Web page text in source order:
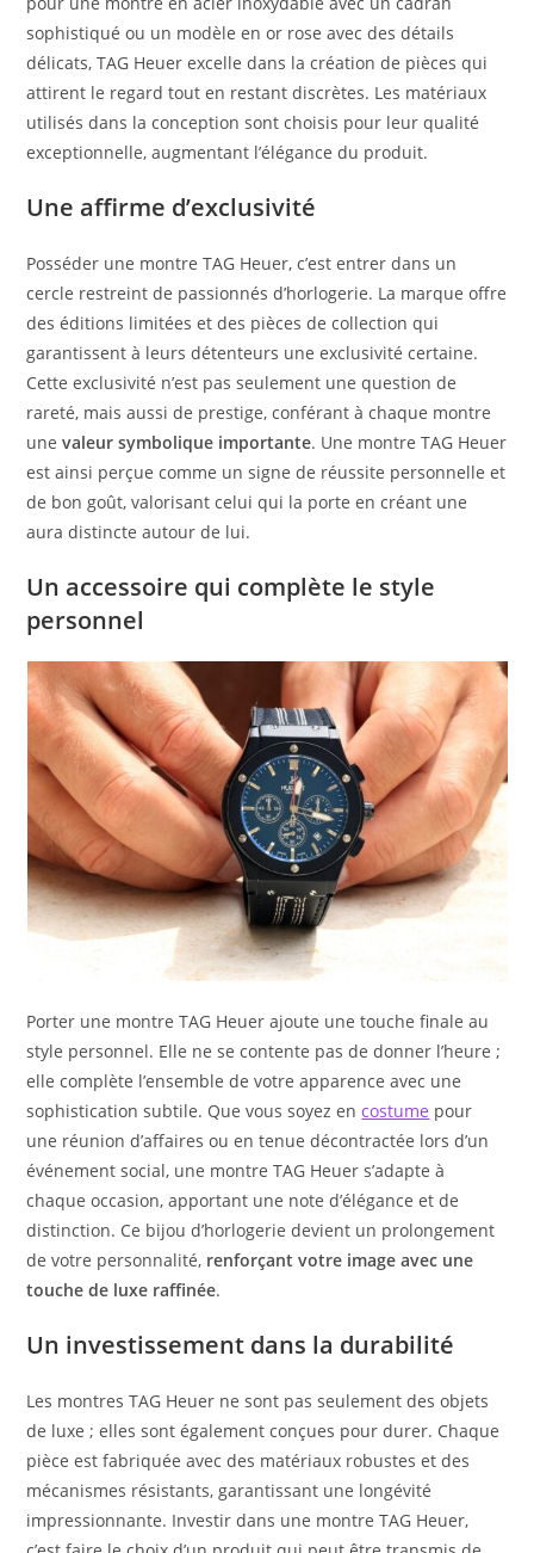
sophistiqué ou un modèle en or rose avec des détails
délicats, TAG Heuer excelle dans la création de pièces qui
attirent le regard tout en restant discrètes. Les matériaux
utilisés dans la conception sont choisis pour leur qualité
exceptionnelle, augmentant l’élégance du produit.
Une affirme d’exclusivité
Posséder une montre TAG Heuer, c’est entrer dans un
cercle restreint de passionnés d’horlogerie. La marque offre
des éditions limitées et des pièces de collection qui
garantissent à leurs détenteurs une exclusivité certaine.
Cette exclusivité n’est pas seulement une question de
rareté, mais aussi de prestige, conférant à chaque montre
unevaleur symbolique importante. Une montre TAG Heuer
est ainsi perçue comme un signe de réussite personnelle et
de bon goût, valorisant celui qui la porte en créant une
aura distincte autour de lui.
Un accessoire qui complète le style
personnel
Porter une montre TAG Heuer ajoute une touche finale au
style personnel. Elle ne se contente pas de donner l’heure ;
elle complète l’ensemble de votre apparence avec une
sophistication subtile. Que vous soyez encostume pour
une réunion d’affaires ou en tenue décontractée lors d’un
événement social, une montre TAG Heuer s’adapte à
chaque occasion, apportant une note d’élégance et de
distinction. Ce bijou d’horlogerie devient un prolongement
de votre personnalité, renforçant votre image avec une
touche de luxe raffinée.
Un investissement dans la durabilité
Les montres TAG Heuer ne sont pas seulement des objets
de luxe ; elles sont également conçues pour durer. Chaque
pièce est fabriquée avec des matériaux robustes et des
mécanismes résistants, garantissant une longévité
impressionnante. Investir dans une montre TAG Heuer,